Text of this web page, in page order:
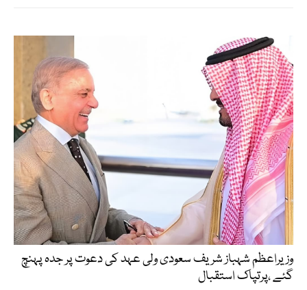
وزیراعظم شہباز شریف سعودی ولی عہد کی دعوت پر جدہ پہنچ
گئے ،پرتپاک استقبال